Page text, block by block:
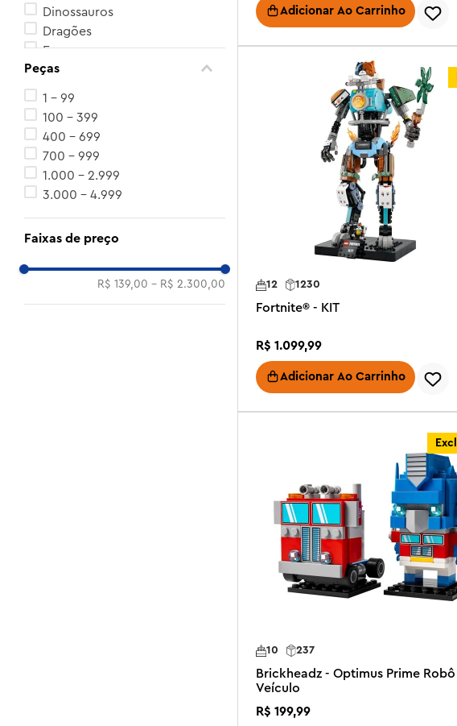
Dinossauros
Dragões
Espaço
Esportes
Ver mais 9
Peças
1 - 99
100 - 399
400 - 699
700 - 999
1.000 - 2.999
3.000 - 4.999
Faixas de preço
R$ 139,00 – R$ 2.300,00
Adicionar Ao Carrinho
12 1230
Fortnite® - KIT
R$ 1.099,99
Adicionar Ao Carrinho
237
10
Brickheadz - Optimus Prime
Veículo
R$ 199,99